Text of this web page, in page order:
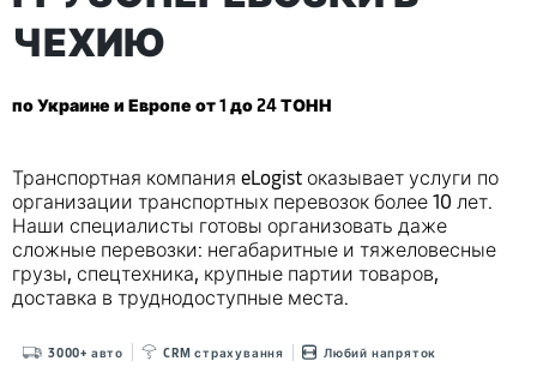
ЧЕХИЮ
по Украине и Европе от 1 до 24 ТОНН
Транспортная компания eLogist оказывает услуги по
организации транспортных перевозок более 10 лет.
Наши специалисты готовы организовать даже
сложные перевозки: негабаритные и тяжеловесные
грузы, спецтехника, крупные партии товаров,
доставка в труднодоступные места.
3000+ авто CRM страхування Любий напряток